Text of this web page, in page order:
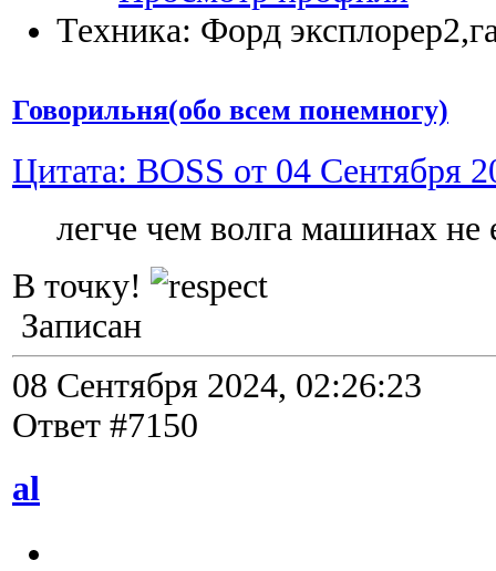
Техника: Форд
Говорильня(обо всем понемногу)
Цитата: BOSS от 04 Сентября
легче чем волга машинах не
В точку!
Записан
08 Сентября 2024, 02:26:23
Ответ #7150
al